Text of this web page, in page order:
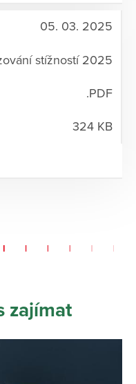
05. 03. 2025
stížností 2025
.PDF
324 KB
zajímat